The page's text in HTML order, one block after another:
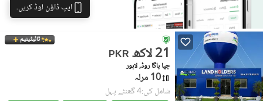
ایپ ڈاؤن لوڈ کریں۔
ٹائیٹینیم
PKR 21 لاکھ
جیا باگا روڈ, لاہور
10 مرلہ
شامل کی:4 گھنٹے پہل